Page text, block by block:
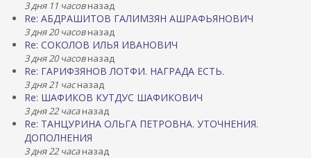
3 дня 11 часовназад
Re: АБДРАШИТОВ ГАЛИМЗЯН АШРАФЬЯНОВИЧ
3 дня 20 часовназад
Re: СОКОЛОВ ИЛЬЯ ИВАНОВИЧ
3 дня 20 часовназад
Re: ГАРИФЗЯНОВ ЛОТФИ. НАГРАДА ЕСТЬ.
3 дня 21 часназад
Re: ШАФИКОВ КУТДУС ШАФИКОВИЧ
3 дня 22 часаназад
Re: ТАНЦУРИНА ОЛЬГА ПЕТРОВНА. УТОЧНЕНИЯ.
ДОПОЛНЕНИЯ
3 дня 22 часаназад